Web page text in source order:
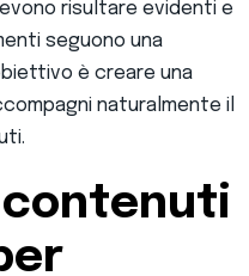
risultare evidenti e
seguono una
è creare una
naturalmente il
contenuti